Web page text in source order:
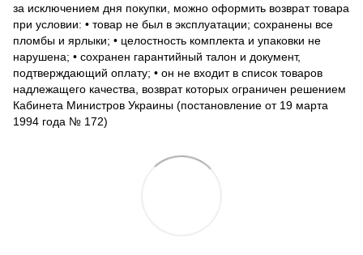
за исключением дня покупки, можно оформить возврат товара
при условии: • товар не был в эксплуатации; сохранены все
пломбы и ярлыки; • целостность комплекта и упаковки не
нарушена; • сохранен гарантийный талон и документ,
подтверждающий оплату; • он не входит в список товаров
надлежащего качества, возврат которых ограничен решением
Кабинета Министров Украины (постановление от 19 марта
1994 года № 172)